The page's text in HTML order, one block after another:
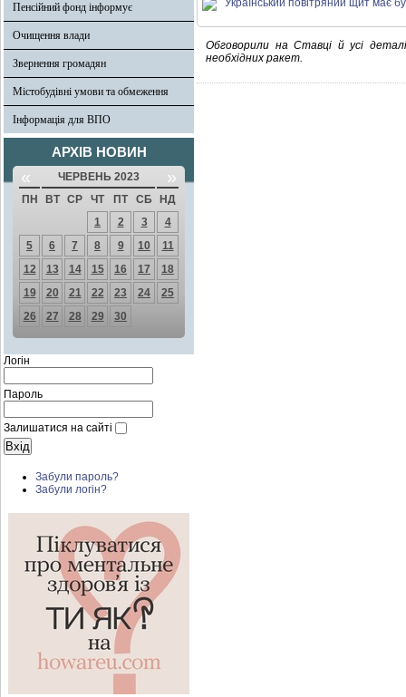
Пенсійний фонд інформує
Очищення влади
Звернення громадян
Містобудівні умови та обмеження
Інформація для ВПО
АРХІВ НОВИН
« ЧЕРВЕНЬ 2023 »
ПН ВТ СР ЧТ ПТ СБ
НД
1
2 3
4
5
6 7 8 9 10
11
12
13 14 15 16 17
18
19
20 21 22 23 24
25
26
27 28 29 30
Логін
Пароль
Залишатися на сайті
Забули пароль?
Забули логін?
Обговорили на Ставці й усі
необхідних ракет.